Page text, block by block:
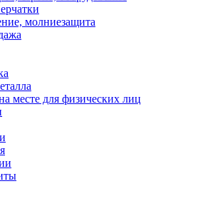
молниезащита
месте для физических лиц